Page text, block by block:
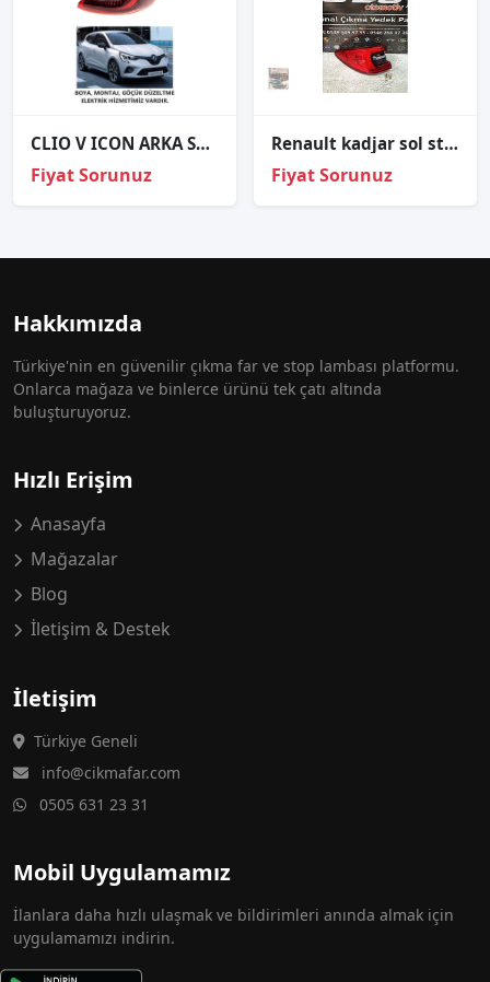
CLIO V ICON ARKA STOP DIŞ SAĞ SOL 2020 VE ÜZERİ / KAMPANYA
Fiyat Sorunuz
Renault kadjar sol stop orjinal çıkma parça
Fiyat Sorunuz
Hakkımızda
Türkiye'nin en güvenilir çıkma far ve stop lambası platformu.
Onlarca mağaza ve binlerce ürünü tek çatı altında
buluşturuyoruz.
Hızlı Erişim
Anasayfa
Mağazalar
Blog
İletişim & Destek
İletişim
Türkiye Geneli
info@cikmafar.com
0505 631 23 31
Mobil Uygulamamız
İlanlara daha hızlı ulaşmak ve bildirimleri anında almak için
uygulamamızı indirin.